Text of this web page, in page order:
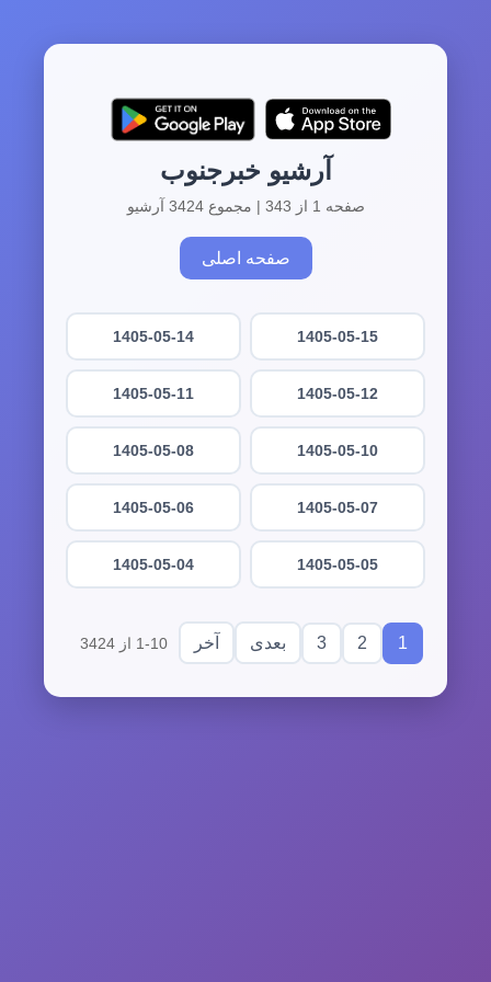
آرشیو خبرجنوب
صفحه 1 از 343 | مجموع 3424 آرشیو
صفحه اصلی
1405-05-15
1405-05-14
1405-05-12
1405-05-11
1405-05-10
1405-05-08
1405-05-07
1405-05-06
1405-05-05
1405-05-04
1
2
3 بعدی آخر 1-10 از 3424